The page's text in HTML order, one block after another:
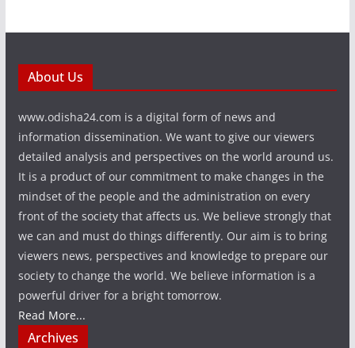
About Us
www.odisha24.com is a digital form of news and
information dissemination. We want to give our viewers
detailed analysis and perspectives on the world around us.
It is a product of our commitment to make changes in the
mindset of the people and the administration on every
front of the society that affects us. We believe strongly that
we can and must do things differently. Our aim is to bring
viewers news, perspectives and knowledge to prepare our
society to change the world. We believe information is a
powerful driver for a bright tomorrow.
Read More...
Archives